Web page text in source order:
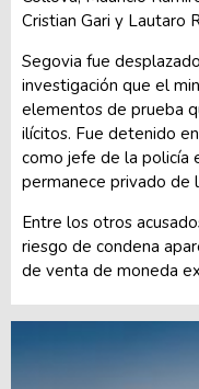
Cristian Gari y Lautaro
Segovia fue
investigación que el
elementos de prueba
ilícitos. Fue detenido
como jefe de la policía
permanece privado de
Entre los otros
riesgo de condena
de venta de moneda